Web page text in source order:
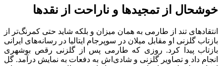
خوشحال از تمجیدها و ناراحت از نقدها
انتقادهای تند از طارمی به همان میزان و بلکه شاید حتی کمرنگ‌تر از
بازتاب گلزنی او مقابل میلان در سوپرجام ایتالیا در رسانه‌های ایرانی
بازتاب پیدا کرد. روزی که طارمی پس از گلزنی رقص بوشهری
انجام داد و تصاویر گلزنی و شادی‌اش به دفعات به نمایش درآمد. گل